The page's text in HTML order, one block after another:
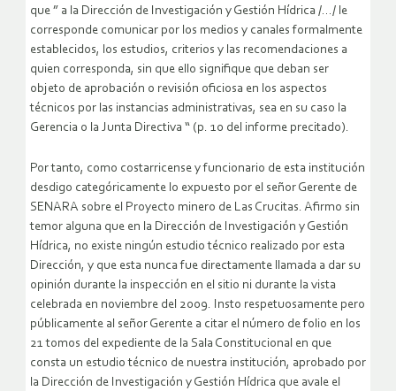
que ” a la Dirección de Investigación y Gestión Hídrica /…/ le
corresponde comunicar por los medios y canales formalmente
establecidos, los estudios, criterios y las recomendaciones a
quien corresponda, sin que ello signifique que deban ser
objeto de aprobación o revisión oficiosa en los aspectos
técnicos por las instancias administrativas, sea en su caso la
Gerencia o la Junta Directiva “ (p. 10 del informe precitado).
Por tanto, como costarricense y funcionario de esta institución
desdigo categóricamente lo expuesto por el señor Gerente de
SENARA sobre el Proyecto minero de Las Crucitas. Afirmo sin
temor alguna que en la Dirección de Investigación y Gestión
Hídrica, no existe ningún estudio técnico realizado por esta
Dirección, y que esta nunca fue directamente llamada a dar su
opinión durante la inspección en el sitio ni durante la vista
celebrada en noviembre del 2009. Insto respetuosamente pero
públicamente al señor Gerente a citar el número de folio en los
21 tomos del expediente de la Sala Constitucional en que
consta un estudio técnico de nuestra institución, aprobado por
la Dirección de Investigación y Gestión Hídrica que avale el